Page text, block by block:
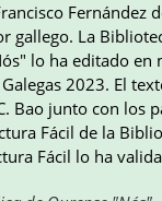
Fernández
gallego. La
lo ha editado en
2023. El
Bao junto con los
Fácil de la
Fácil lo ha